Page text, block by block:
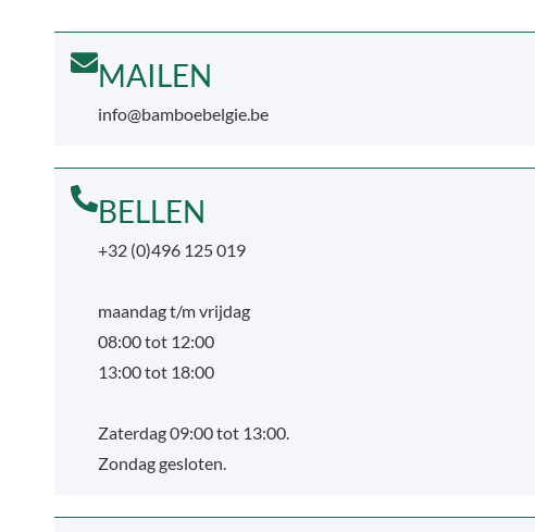
MAILEN
info@bamboebelgie.be
BELLEN
+32 (0)496 125 019
maandag t/m vrijdag
08:00 tot 12:00
13:00 tot 18:00
Zaterdag 09:00 tot 13:00.
Zondag gesloten.